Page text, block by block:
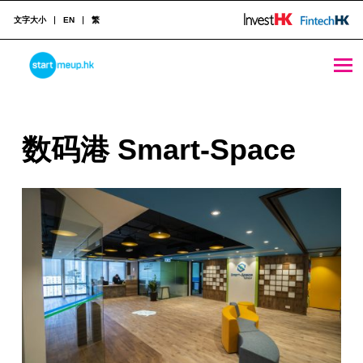
STARTMEUPHK
STARTMEUPHK FESTIVAL IS THE LEADING STARTUP AND INNOVATION CONFERENCE EVENT IN HONG KONG
文字大小 EN 繁
数
码
港
m
a
r
t
数码港 Smart-Space